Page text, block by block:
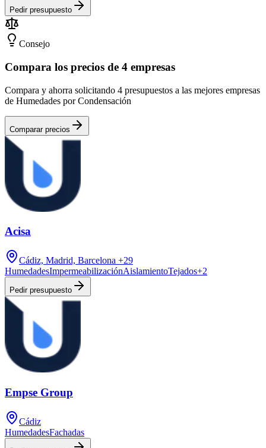
Pedir presupuesto
Consejo
Compara los precios de 4 empresas
Compara y ahorra solicitando 4 presupuestos a las mejores empresas
de Humedades por Condensación
Comparar precios
Acisa
Cádiz, Madrid, Barcelona +29
HumedadesImpermeabilizaciónAislamientoTejados+2
Pedir presupuesto
Empse Group
Cádiz
HumedadesFachadas